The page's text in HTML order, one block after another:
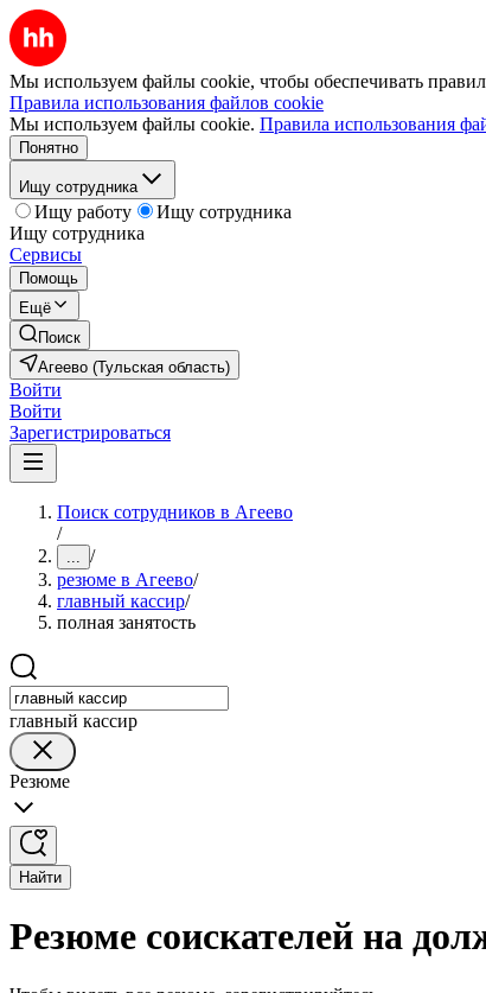
Мы используем файлы cookie, чтобы обеспечивать
Правила использования файлов cookie
Мы используем файлы cookie. Правила использования
Понятно
Ищу сотрудника
Ищу работу
Ищу сотрудника
Ищу сотрудника
Сервисы
Помощь
Ещё
Поиск
Агеево (Тульская область)
Войти
Войти
Зарегистрироваться
Поиск сотрудников в Агеево
/
... /
резюме в Агеево/
главный кассир/
полная занятость
главный кассир
Резюме
Найти
Резюме соискателей на